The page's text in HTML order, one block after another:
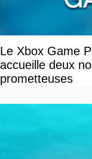
Le Xbox Game
accueille deux
prometteuses